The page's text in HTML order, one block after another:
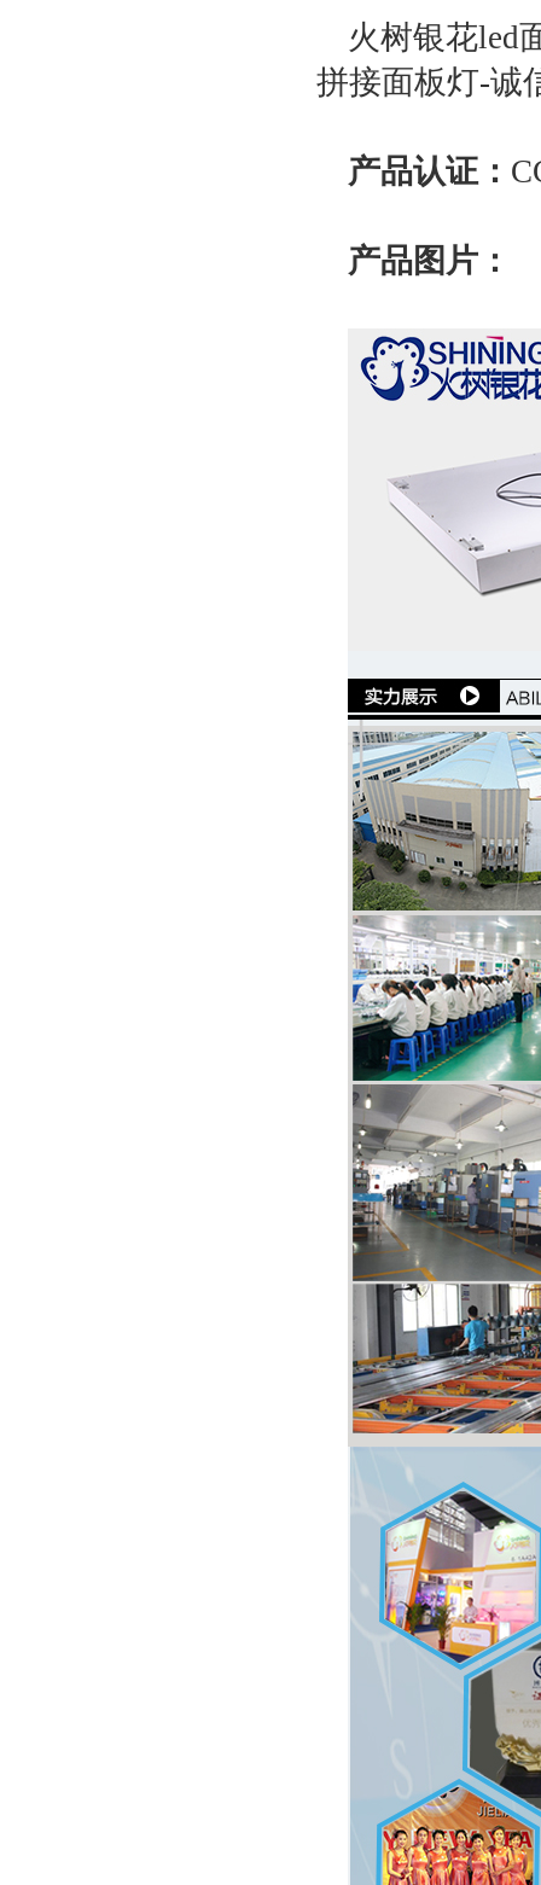
火树银花led
拼接面板灯-诚
产品认证：
产品图片：